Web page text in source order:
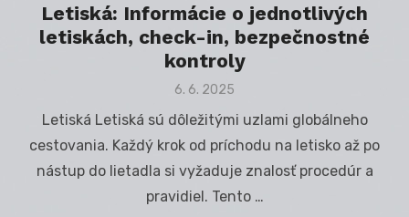
Letiská: Informácie o jednotlivých
letiskách, check-in, bezpečnostné
kontroly
Posted
6. 6. 2025
Letiská Letiská sú dôležitými uzlami globálneho
cestovania. Každý krok od príchodu na letisko až po
nástup do lietadla si vyžaduje znalosť procedúr a
pravidiel. Tento …